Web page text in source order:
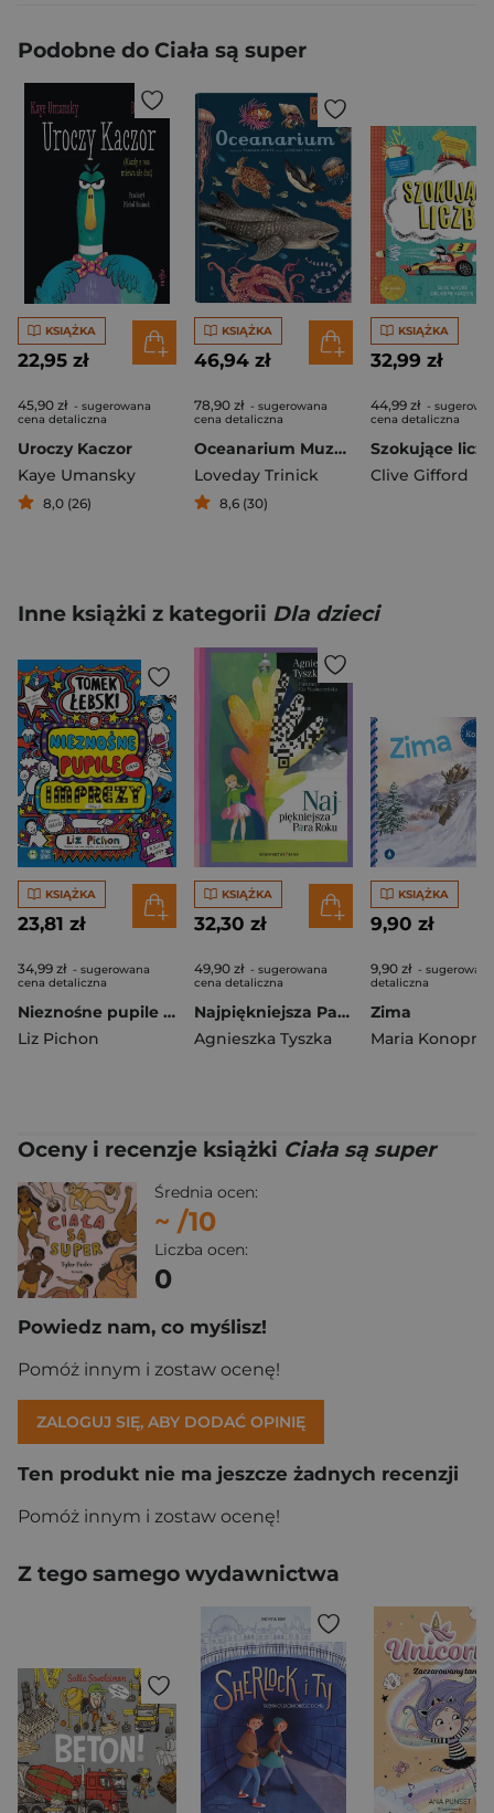
Podobne do Ciała są super
KSIĄŻKA
22,95 zł
45,90 zł - sugerowana
cena detaliczna
Uroczy Kaczor
Kaye Umansky
8,0 (26)
KSIĄŻKA
46,94 zł
78,90 zł - sugerowana
cena detaliczna
Oceanarium Muzeum Oceanu
Loveday Trinick
8,6 (30)
KSIĄŻKA
32,99 zł
44,99 zł -
cena detaliczna
Szokujące
Clive Gifford
Inne książki z kategorii Dla dzieci
KSIĄŻKA
23,81 zł
34,99 zł - sugerowana
cena detaliczna
Nieznośne pupile oraz imprezy (Oby…). Tomek Łebski
Liz Pichon
KSIĄŻKA
32,30 zł
49,90 zł - sugerowana
cena detaliczna
Najpiękniejsza Para Roku
Agnieszka Tyszka
KSIĄŻKA
9,90 zł
9,90 zł -
detaliczna
Zima
Maria
Oceny i recenzje książki Ciała są super
Średnia ocen:
~ /10
Liczba ocen:
0
Powiedz nam, co myślisz!
Pomóż innym i zostaw ocenę!
ZALOGUJ SIĘ, ABY DODAĆ OPINIĘ
Ten produkt nie ma jeszcze żadnych recenzji
Pomóż innym i zostaw ocenę!
Z tego samego wydawnictwa